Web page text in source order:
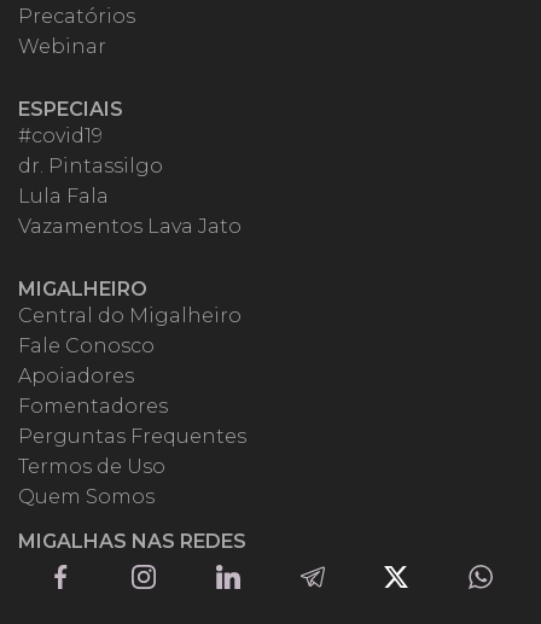
Precatórios
Webinar
ESPECIAIS
#covid19
dr. Pintassilgo
Lula Fala
Vazamentos Lava Jato
MIGALHEIRO
Central do Migalheiro
Fale Conosco
Apoiadores
Fomentadores
Perguntas Frequentes
Termos de Uso
Quem Somos
MIGALHAS NAS REDES